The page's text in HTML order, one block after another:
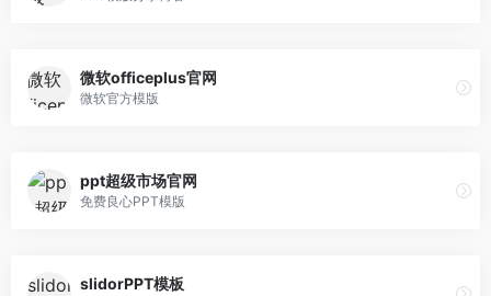
微软officeplus官网
微软官方模版
ppt超级市场官网
免费良心PPT模版
slidorPPT模板